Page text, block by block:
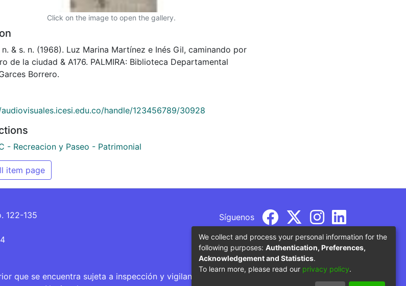
Click on the image to open the gallery.
n. & s. n. (1968). Luz Marina Martínez e Inés Gil, caminando por
de la ciudad & A176. PALMIRA: Biblioteca Departamental
Borrero.
handle/123456789/30928
- Recreacion y Paseo - Patrimonial
item page
122-135
Síguenos
que se encuentra sujeta a inspección y vigilancia por parte del Ministerio de Educación
We collect and process your personal information for the
following purposes: Authentication, Preferences,
Acknowledgement and Statistics.
To learn more, please read our privacy policy.